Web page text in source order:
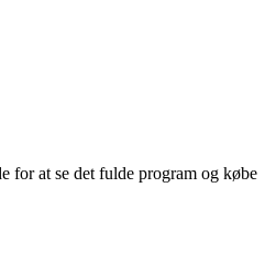
for at se det fulde program og købe